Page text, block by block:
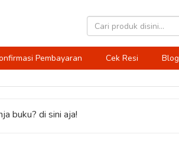
Pembayaran Cek Resi Blog
buku? di sini aja!